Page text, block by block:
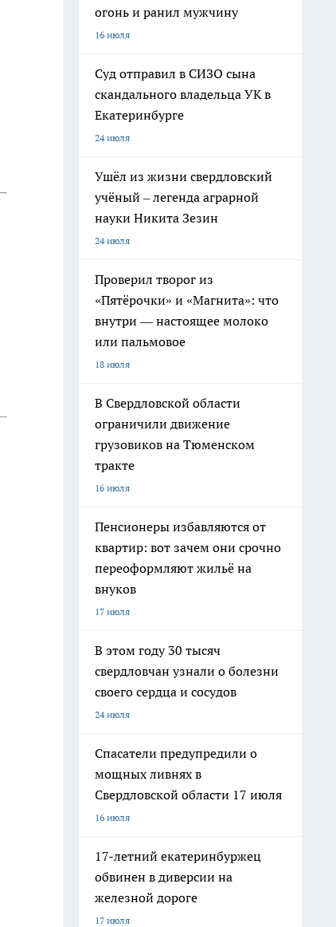
огонь и ранил мужчину
16 июля
Суд отправил в СИЗО сына
скандального владельца УК в
Екатеринбурге
24 июля
Ушёл из жизни свердловский
учёный – легенда аграрной
науки Никита Зезин
24 июля
Проверил творог из
«Пятёрочки» и «Магнита»: что
внутри — настоящее молоко
или пальмовое
18 июля
В Свердловской области
ограничили движение
грузовиков на Тюменском
тракте
16 июля
Пенсионеры избавляются от
квартир: вот зачем они срочно
переоформляют жильё на
внуков
17 июля
В этом году 30 тысяч
свердловчан узнали о болезни
своего сердца и сосудов
24 июля
Спасатели предупредили о
мощных ливнях в
Свердловской области 17 июля
16 июля
17-летний екатеринбуржец
обвинен в диверсии на
железной дороге
17 июля